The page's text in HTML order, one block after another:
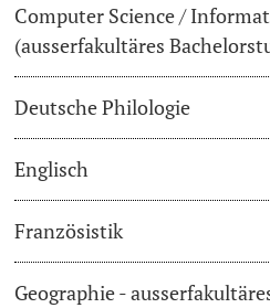
«Start Smart»-Week
Mobilität
Campus Stories
Hörerinnen/Hörer
Student Life
Computer Science /
(ausserfakultäres
Deutsche Philologie
Englisch
Französistik
Geographie -